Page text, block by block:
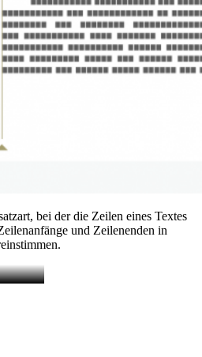
bei der die Zeilen eines Textes
und Zeilenenden in